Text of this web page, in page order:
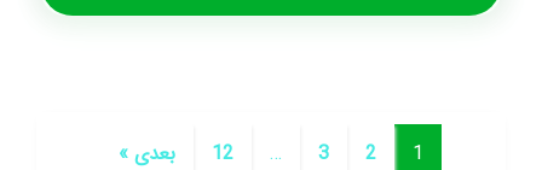
1
2
3
…
12 بعدی »